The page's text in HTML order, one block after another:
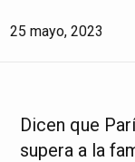
25 mayo, 2023
Dicen que
supera a la